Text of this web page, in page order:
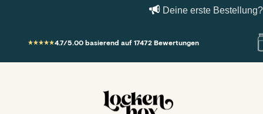
Deine erste Bestellung?
4.7/5.00 basierend auf 17472 Bewertungen
Lockenbox.com